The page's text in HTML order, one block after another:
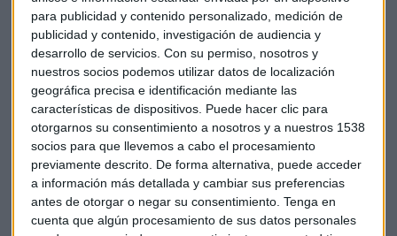
para publicidad y contenido personalizado, medición de
publicidad y contenido, investigación de audiencia y
desarrollo de servicios. Con su permiso, nosotros y
nuestros socios podemos utilizar datos de localización
geográfica precisa e identificación mediante las
características de dispositivos. Puede hacer clic para
otorgarnos su consentimiento a nosotros y a nuestros 1538
socios para que llevemos a cabo el procesamiento
previamente descrito. De forma alternativa, puede acceder
a información más detallada y cambiar sus preferencias
antes de otorgar o negar su consentimiento. Tenga en
cuenta que algún procesamiento de sus datos personales
cercanos al 2%marcados por el organismo. Esta baja
presión inflacionista podría acabar con las expectativas de
unaretirada de estímulosdel BCE en este año.
Para Williamson todo esto "no va a hacer que el BCE se
precipite a tomar decisiones. Provocará que algunos
piensen que el BCE aguantará algo más antes de hacer
cualquier anuncio".